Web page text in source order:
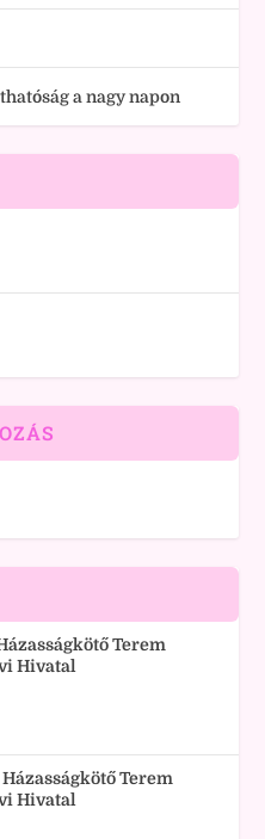
a nagy napon
Terem
Hivatal
Terem
Hivatal